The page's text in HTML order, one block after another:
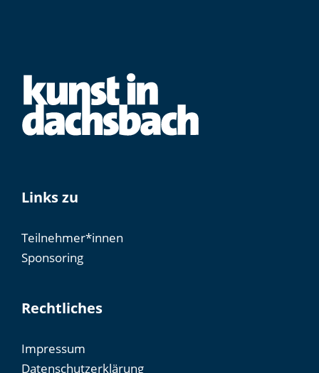
Links zu
Teilnehmer*innen
Sponsoring
Rechtliches
Impressum
Datenschutzerklärung